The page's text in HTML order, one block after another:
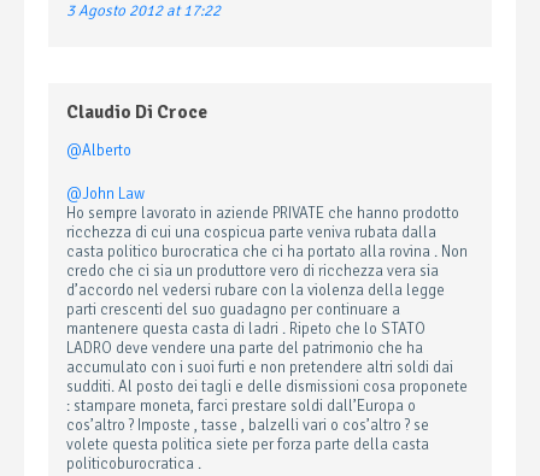
3 Agosto 2012 at 17:22
Claudio Di Croce
@Alberto
@John Law
Ho sempre lavorato in aziende PRIVATE che hanno prodotto
ricchezza di cui una cospicua parte veniva rubata dalla
casta politico burocratica che ci ha portato alla rovina . Non
credo che ci sia un produttore vero di ricchezza vera sia
d’accordo nel vedersi rubare con la violenza della legge
parti crescenti del suo guadagno per continuare a
mantenere questa casta di ladri . Ripeto che lo STATO
LADRO deve vendere una parte del patrimonio che ha
accumulato con i suoi furti e non pretendere altri soldi dai
sudditi. Al posto dei tagli e delle dismissioni cosa proponete
: stampare moneta, farci prestare soldi dall’Europa o
cos’altro ? Imposte , tasse , balzelli vari o cos’altro ? se
volete questa politica siete per forza parte della casta
politicoburocratica .